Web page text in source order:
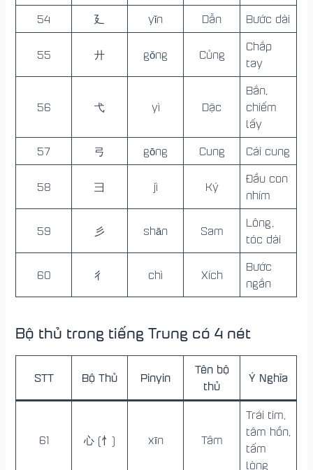
54
廴 yǐn Dẫn Bước dài
55 廾 gǒng Củng
Chắp
tay
56 弋 yì Dặc
Bắn,
chiếm
lấy
57
弓 gōng Cung Cái cung
58 彐 jì Ký
Đầu con
nhím
59 彡 shān Sam
Lông,
tóc dài
60 彳 chì Xích
Bước
ngắn
Bộ thủ trong tiếng Trung có 4 nét
STT Bộ Thủ Pinyin
Tên bộ
thủ
Ý Nghĩa
61 心 (忄) xīn Tâm
Trái tim,
tâm hồn,
tấm
lòng